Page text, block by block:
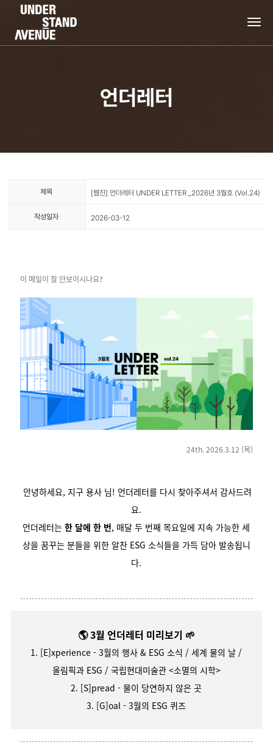
언더레터
제목 [웹진] 언더레터 UNDER LETTER _2026년 3월호 (Vol.24)
작성일자 2026-03-12
이 메일이 잘 안보이시나요?
24th. 2026.3.12 (목)
안녕하세요, 지구 용사 님! 언더레터를 다시 찾아주셔서 감사드려
요.
언더레터는한 달에 한 번, 매달 두 번째 목요일에 지속 가능한 세
상을 꿈꾸는 분들을 위한 알찬 ESG 소식들을 가득 담아 발송됩니
다.
🌎 3월 언더레터 미리보기 🌱
1. [E]xperience - 3월의 행사 & ESG 소식 / 세계 물의 날 /
올림픽과 ESG / 국립현대미술관 <소멸의 시학>
2. [S]pread - 물이 당연하지 않은 곳
3. [G]oal - 3월의 ESG 퀴즈